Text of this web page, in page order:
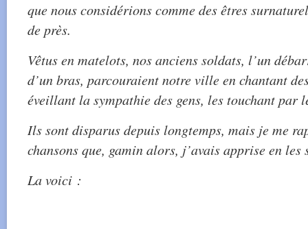
que nous considérions comme des êtres
de près.
Vêtus en matelots, nos anciens soldats, l’un
d’un bras, parcouraient notre ville en chantant
éveillant la sympathie des gens, les touchant par
Ils sont disparus depuis longtemps, mais je me
chansons que, gamin alors, j’avais apprise en les
La voici :